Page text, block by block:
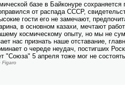
базе в Байконуре
от распада СССР,
гости его не замечают,
в основном казахи, мечтают
космическому опыту, но мы не
нас признать наше отставание,
о череде неудач, постигших
"Союза" 5 апреля тоже мог не
Figaro